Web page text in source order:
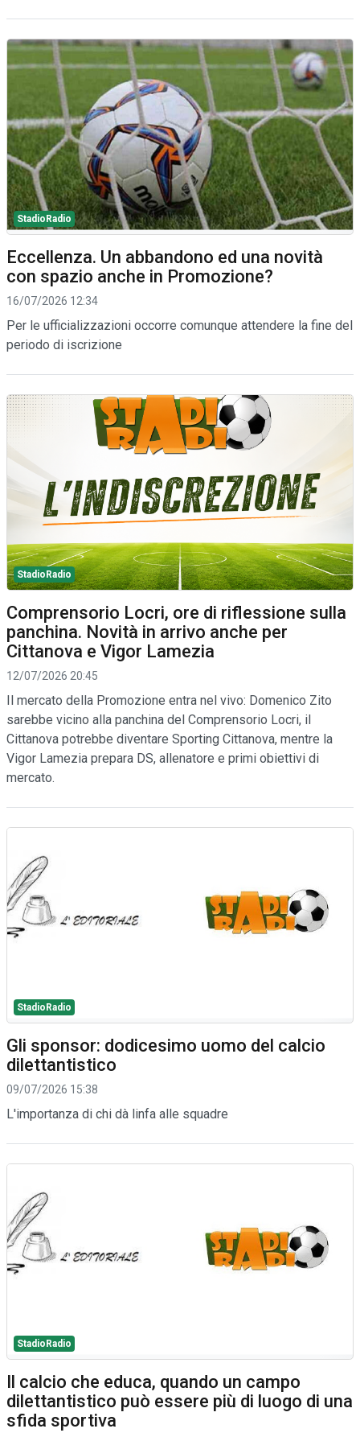
StadioRadio
Eccellenza. Un abbandono ed una novità
con spazio anche in Promozione?
16/07/2026 12:34
Per le ufficializzazioni occorre comunque attendere la fine del
periodo di iscrizione
StadioRadio
Comprensorio Locri, ore di riflessione sulla
panchina. Novità in arrivo anche per
Cittanova e Vigor Lamezia
12/07/2026 20:45
Il mercato della Promozione entra nel vivo: Domenico Zito
sarebbe vicino alla panchina del Comprensorio Locri, il
Cittanova potrebbe diventare Sporting Cittanova, mentre la
Vigor Lamezia prepara DS, allenatore e primi obiettivi di
mercato.
StadioRadio
Gli sponsor: dodicesimo uomo del calcio
dilettantistico
09/07/2026 15:38
L'importanza di chi dà linfa alle squadre
StadioRadio
Il calcio che educa, quando un campo
dilettantistico può essere più di luogo di una
sfida sportiva